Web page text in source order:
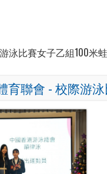
泳比賽女子乙組100米
育聯會 - 校際游